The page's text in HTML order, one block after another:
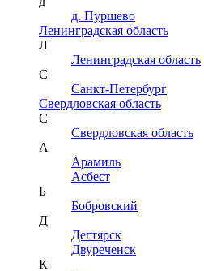
д. Пуршево
Ленинградская область
Л
Ленинградская область
С
Санкт-Петербург
Свердловская область
С
Свердловская область
А
Арамиль
Асбест
Б
Бобровский
Д
Дегтярск
Двуреченск
К